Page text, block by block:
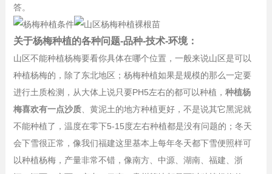
答。
关于杨梅种植的各种问题-品种-技术-环境：
山区不能种植杨梅要看你具体在哪个位置，一般来说山区是可以
种植杨梅的，除了东北地区；杨梅种植如果是规模的那么一定要
进行土质检测，从大体上说只要PH5左右的都可以种植， 种植杨
梅喜欢有一点沙质、黄泥土的地方种植更好，不是说其它黑泥就
不能种植了，温度在零下5-15度左右种植都是没有问题的；冬天
会下雪很正常，像我们福建这里基本上每年冬天都下雪便照样可
以种植杨梅，产量非常不错，像南方、中源、湖南、福建、浙